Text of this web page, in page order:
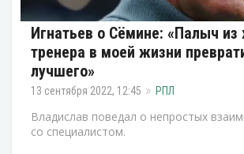
Игнатьев о Сёмине: «Палыч из
тренера в моей жизни
лучшего»
13 сентября 2022, 12:45 РПЛ
Владислав поведал о непростых
со специалистом.